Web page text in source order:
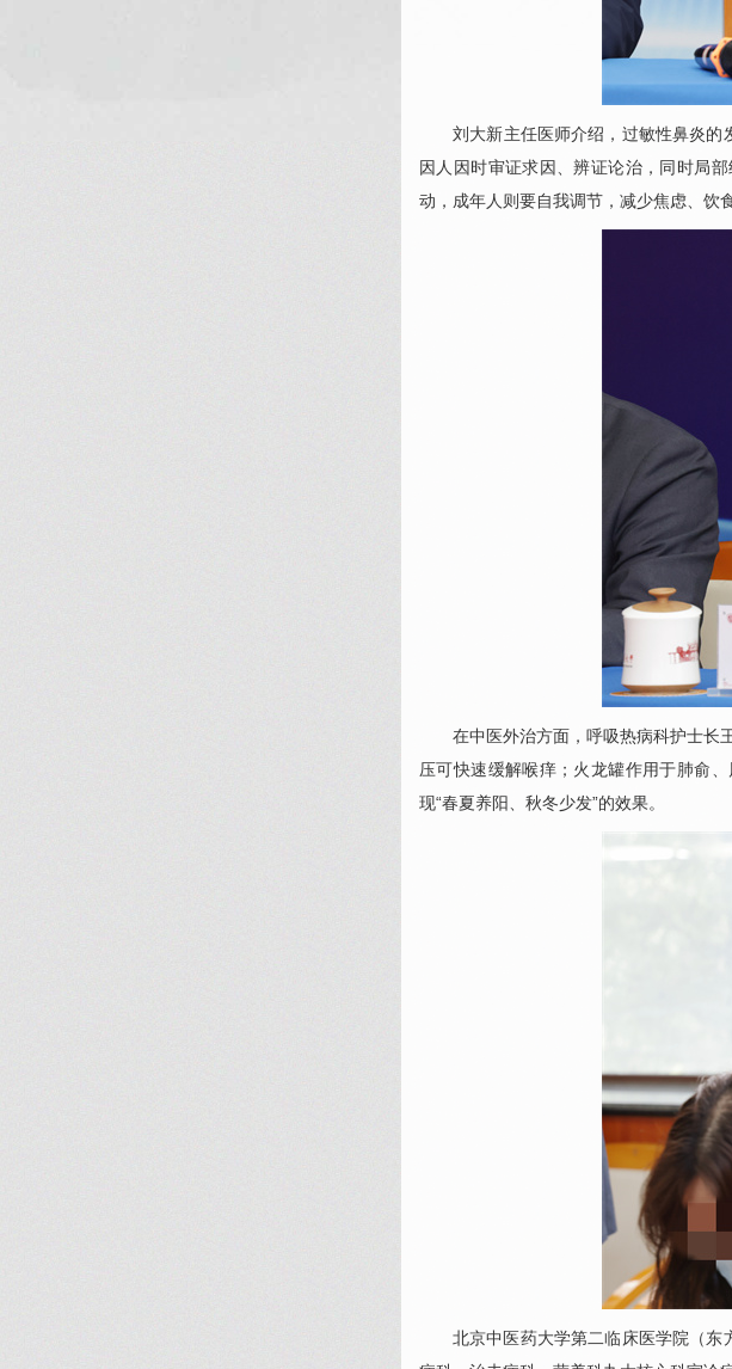
刘大新主任医师介绍，过敏性鼻炎
因人因时审证求因、辨证论治，同时局
动，成年人则要自我调节，减少焦虑、饮
在中医外治方面， 呼吸热病科护士长
压可快速缓解喉痒；火龙罐作用于肺俞
现“春夏养阳、秋冬少发”的效果。
北京中医药大学第二临床医学院（东